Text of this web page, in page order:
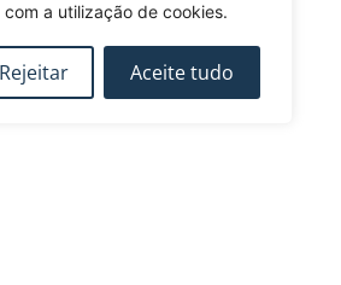
a utilização de cookies.
Rejeitar Aceite tudo